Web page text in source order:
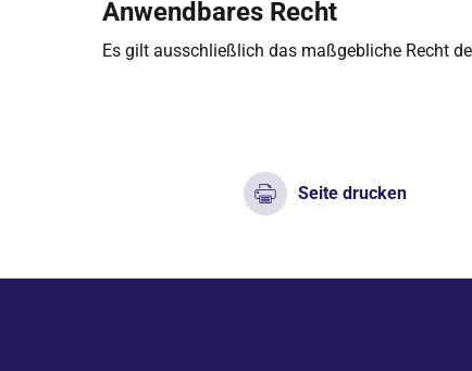
Anwendbares Recht
Es gilt ausschließlich das maßgebliche Recht
Seite drucken